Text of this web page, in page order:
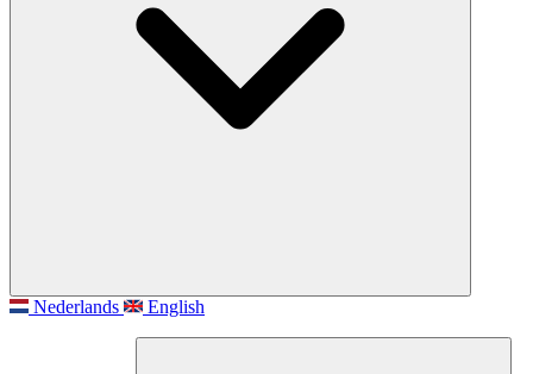
Nederlands English